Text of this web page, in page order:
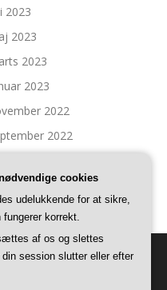
2023
2023
2023
2023
2022
2022
cookies
udelukkende for at sikre,
korrekt.
af os og slettes
session slutter eller efter